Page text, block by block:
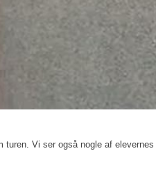
Vi ser også nogle af elevernes